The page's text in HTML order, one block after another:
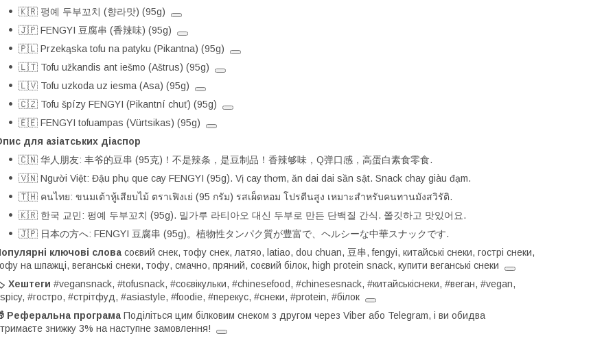
🇰🇷 펑예 두부꼬치 (향라맛) (95g)
🇯🇵 FENGYI 豆腐串 (香辣味) (95g)
🇵🇱 Przekąska tofu na patyku (Pikantna) (95g)
🇱🇹 Tofu užkandis ant iešmo (Aštrus) (95g)
🇱🇻 Tofu uzkoda uz iesma (Asa) (95g)
🇨🇿 Tofu špízy FENGYI (Pikantní chuť) (95g)
🇪🇪 FENGYI tofuampas (Vürtsikas) (95g)
для азіатських діаспор
🇨🇳 华人朋友: 丰爷的豆串 (95克)！不是辣条，是豆制品！香辣够味，Q弹口感，高蛋白素食零食.
🇻🇳 Người Việt: Đậu phụ que cay FENGYI (95g). Vị cay thơm, ăn dai dai sần sật. Snack chay giàu đạm.
🇹🇭 คนไทย: ขนมเต้าหู้เสียบไม้ ตราเฟิงเย่ (95 กรัม) รสเผ็ดหอม โปรตีนสูง เหมาะสำหรับคนทานมังสวิรัติ.
🇰🇷 한국 교민: 펑예 두부꼬치 (95g). 밀가루 라티아오 대신 두부로 만든 단백질 간식. 쫄깃하고 맛있어요.
🇯🇵 日本の方へ: FENGYI 豆腐串 (95g)。植物性タンパク質が豊富で、ヘルシーな中華スナックです.
ключові слова соєвий снек, тофу снек, латяо, latiao, dou chuan, 豆串, fengyi, китайські снеки, гострі снеки,
на шпажці, веганські снеки, тофу, смачно, пряний, соєвий білок, high protein snack, купити веганські снеки
Хештеги #vegansnack, #tofusnack, #соєвікульки, #chinesefood, #chinesesnack, #китайськіснеки, #веган, #vegan,
#гостро, #стрітфуд, #asiastyle, #foodie, #перекус, #снеки, #protein, #білок
Реферальна програма Поділіться цим білковим снеком з другом через Viber або Telegram, і ви обидва
знижку 3% на наступне замовлення!